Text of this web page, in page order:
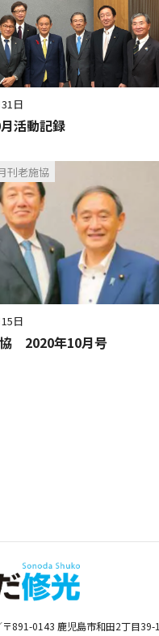
日
活動記録
日
2020年10月号
刊老施協
891-0143 鹿児島市和田2丁目39-1